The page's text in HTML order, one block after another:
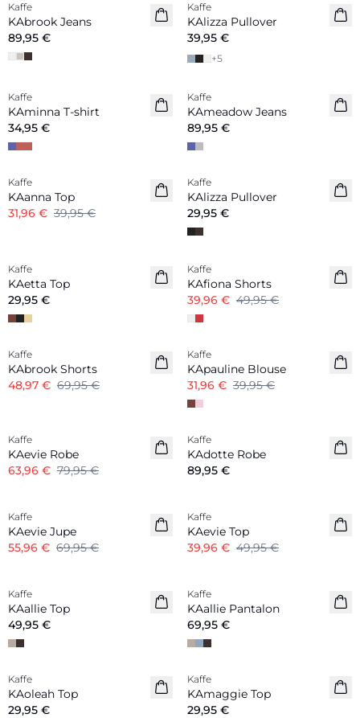
Kaffe
KAbrook Jeans
89,95 €
Nouveautés
Kaffe
KAlizza Pullover
39,95 €
+5
Nouveautés
Kaffe
KAminna T-shirt
34,95 €
Kaffe
KAmeadow Jeans
89,95 €
-20%
Kaffe
KAanna Top
31,96 € 39,95 €
Nouveautés
Kaffe
KAlizza Pullover
29,95 €
Nouveautés
Kaffe
KAetta Top
29,95 €
-20%
Kaffe
KAfiona Shorts
39,96 € 49,95 €
-30%
Kaffe
KAbrook Shorts
48,97 € 69,95 €
-20%
Kaffe
KApauline Blouse
31,96 € 39,95 €
Kaffe
KAevie Robe
63,96 € 79,95 €
Nouveautés
Kaffe
KAdotte Robe
89,95 €
Kaffe
KAevie Jupe
55,96 € 69,95 €
Kaffe
KAevie Top
39,96 € 49,95 €
Nouveautés
Kaffe
KAallie Top
49,95 €
Nouveautés
Kaffe
KAallie Pantalon
69,95 €
Nouveautés
Kaffe
KAoleah Top
29,95 €
Nouveautés
Kaffe
KAmaggie Top
29,95 €